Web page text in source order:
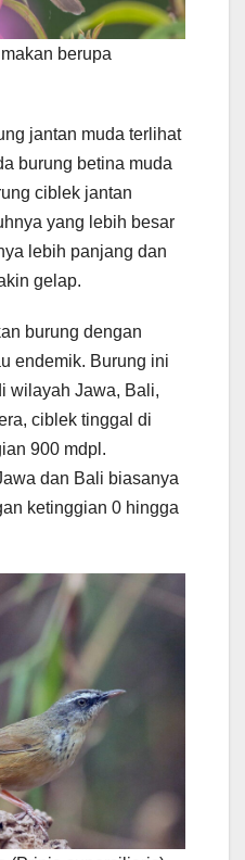
berupa
jantan muda terlihat
burung betina muda
ciblek jantan
yang lebih besar
lebih panjang dan
gelap.
burung dengan
endemik. Burung ini
wilayah Jawa, Bali,
ciblek tinggal di
900 mdpl.
dan Bali biasanya
ketinggian 0 hingga